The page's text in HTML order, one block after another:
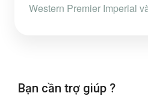
Western Premier Imperial
Bạn cần trợ giúp ?